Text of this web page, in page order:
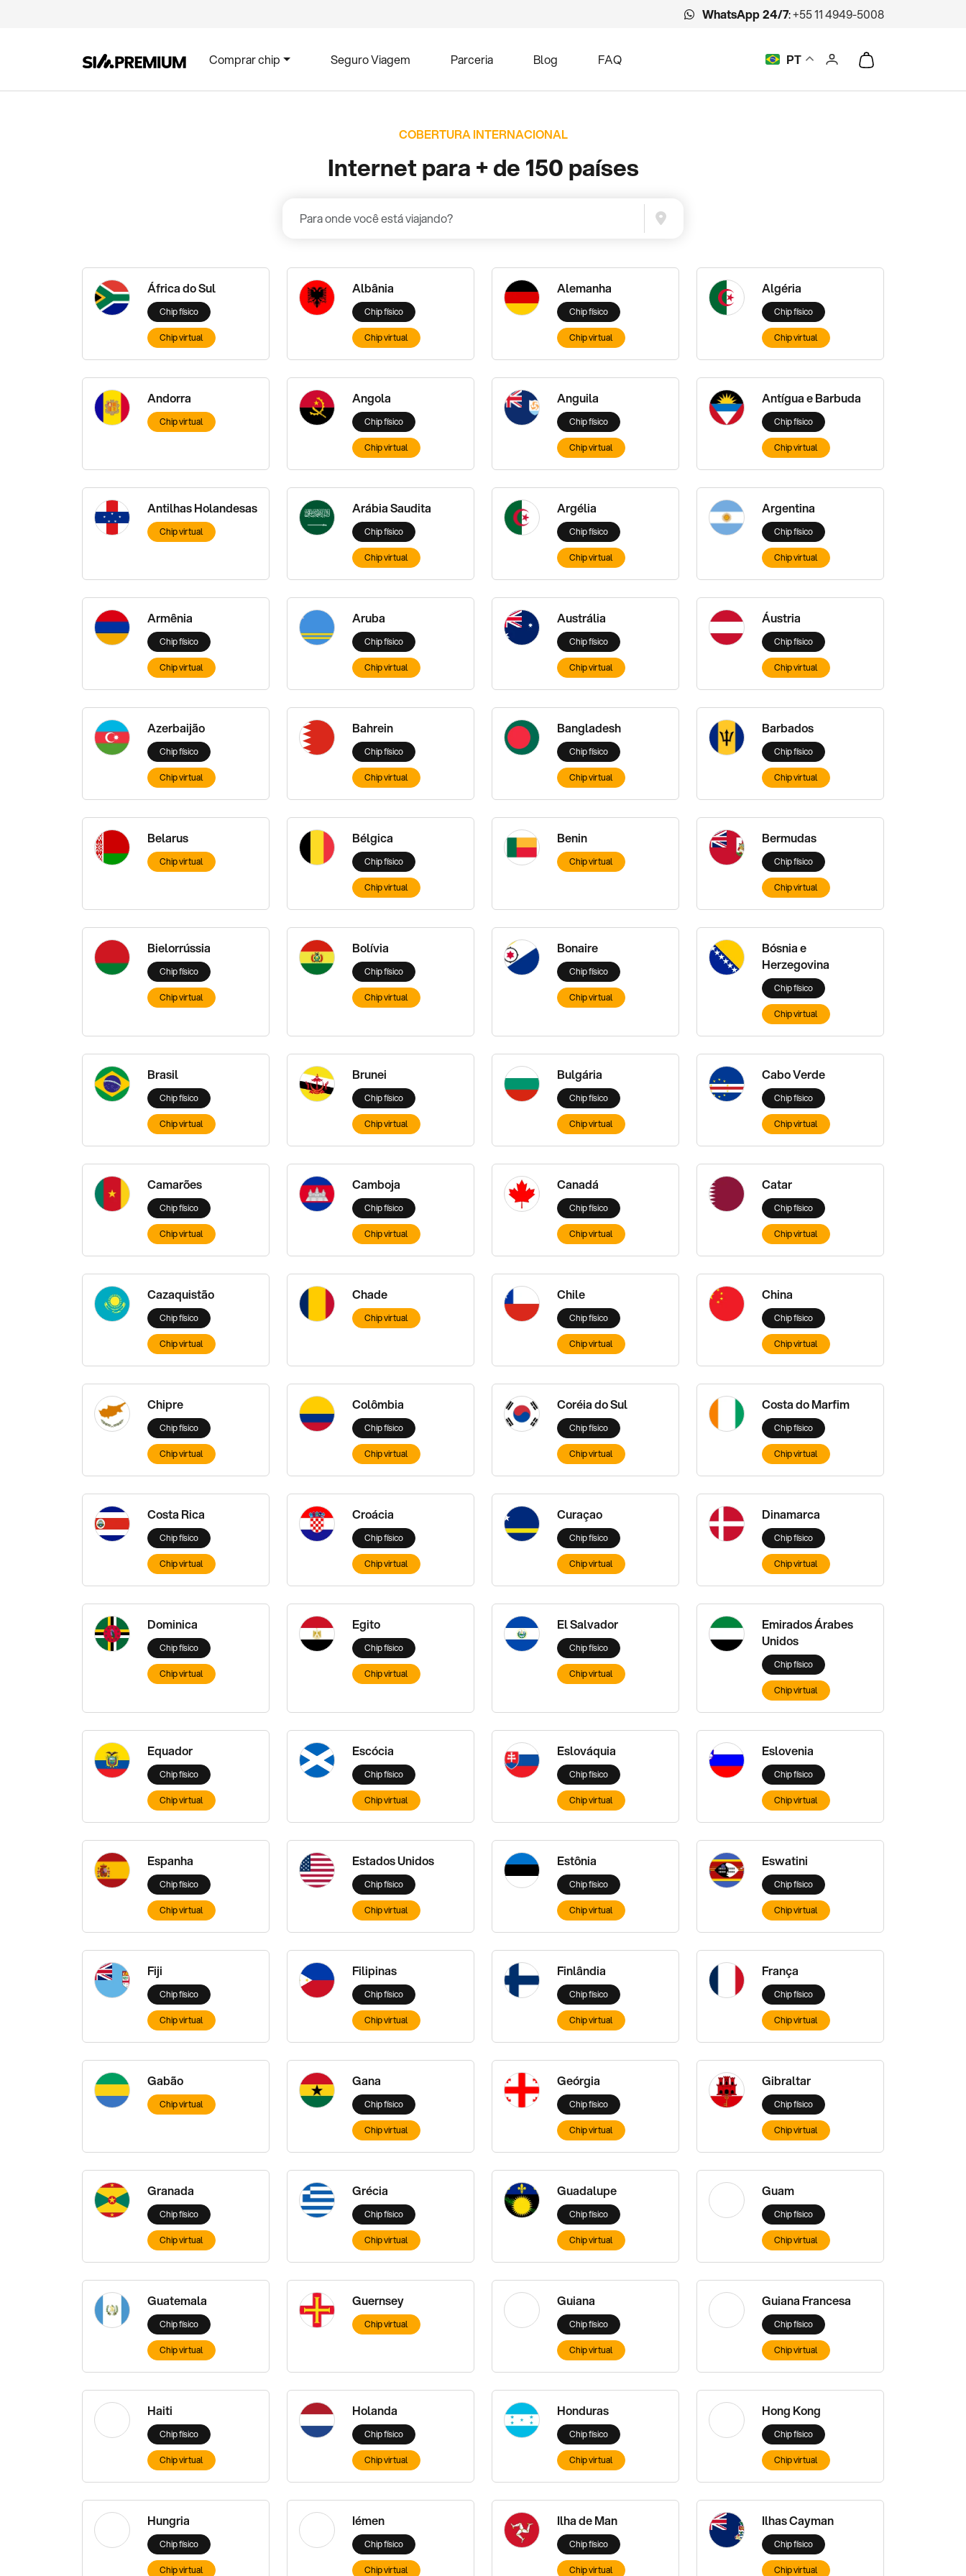
WhatsApp 24/7:+55 11 4949-5008
Comprar chip Seguro Viagem Parceria Blog FAQ PT
COBERTURA INTERNACIONAL
Internet para + de 150 países
África do Sul
Chip físico
Chip virtual
Albânia
Chip físico
Chip virtual
Alemanha
Chip físico
Chip virtual
Algéria
Chip físico
Chip virtual
Andorra
Chip virtual
Angola
Chip físico
Chip virtual
Anguila
Chip físico
Chip virtual
Antígua e Barbuda
Chip físico
Chip virtual
Antilhas Holandesas
Chip virtual
Arábia Saudita
Chip físico
Chip virtual
Argélia
Chip físico
Chip virtual
Argentina
Chip físico
Chip virtual
Armênia
Chip físico
Chip virtual
Aruba
Chip físico
Chip virtual
Austrália
Chip físico
Chip virtual
Áustria
Chip físico
Chip virtual
Azerbaijão
Chip físico
Chip virtual
Bahrein
Chip físico
Chip virtual
Bangladesh
Chip físico
Chip virtual
Barbados
Chip físico
Chip virtual
Belarus
Chip virtual
Bélgica
Chip físico
Chip virtual
Benin
Chip virtual
Bermudas
Chip físico
Chip virtual
Bielorrússia
Chip físico
Chip virtual
Bolívia
Chip físico
Chip virtual
Bonaire
Chip físico
Chip virtual
Bósnia e
Herzegovina
Chip físico
Chip virtual
Brasil
Chip físico
Chip virtual
Brunei
Chip físico
Chip virtual
Bulgária
Chip físico
Chip virtual
Cabo Verde
Chip físico
Chip virtual
Camarões
Chip físico
Chip virtual
Camboja
Chip físico
Chip virtual
Canadá
Chip físico
Chip virtual
Catar
Chip físico
Chip virtual
Cazaquistão
Chip físico
Chip virtual
Chade
Chip virtual
Chile
Chip físico
Chip virtual
China
Chip físico
Chip virtual
Chipre
Chip físico
Chip virtual
Colômbia
Chip físico
Chip virtual
Coréia do Sul
Chip físico
Chip virtual
Costa do Marfim
Chip físico
Chip virtual
Costa Rica
Chip físico
Chip virtual
Croácia
Chip físico
Chip virtual
Curaçao
Chip físico
Chip virtual
Dinamarca
Chip físico
Chip virtual
Dominica
Chip físico
Chip virtual
Egito
Chip físico
Chip virtual
El Salvador
Chip físico
Chip virtual
Emirados Árabes
Unidos
Chip físico
Chip virtual
Equador
Chip físico
Chip virtual
Escócia
Chip físico
Chip virtual
Eslováquia
Chip físico
Chip virtual
Eslovenia
Chip físico
Chip virtual
Espanha
Chip físico
Chip virtual
Estados Unidos
Chip físico
Chip virtual
Estônia
Chip físico
Chip virtual
Eswatini
Chip físico
Chip virtual
Fiji
Chip físico
Chip virtual
Filipinas
Chip físico
Chip virtual
Finlândia
Chip físico
Chip virtual
França
Chip físico
Chip virtual
Gabão
Chip virtual
Gana
Chip físico
Chip virtual
Geórgia
Chip físico
Chip virtual
Gibraltar
Chip físico
Chip virtual
Granada
Chip físico
Chip virtual
Grécia
Chip físico
Chip virtual
Guadalupe
Chip físico
Chip virtual
Guam
Chip físico
Chip virtual
Guatemala
Chip físico
Chip virtual
Guernsey
Chip virtual
Guiana
Chip físico
Chip virtual
Guiana Francesa
Chip físico
Chip virtual
Haiti
Chip físico
Chip virtual
Holanda
Chip físico
Chip virtual
Honduras
Chip físico
Chip virtual
Hong Kong
Chip físico
Chip virtual
Hungria
Chip físico
Chip virtual
Iémen
Chip físico
Chip virtual
Ilha de Man
Chip físico
Chip virtual
Ilhas Cayman
Chip físico
Chip virtual